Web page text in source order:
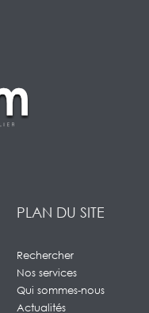
PLAN DU SITE
Rechercher
Nos services
Qui sommes-nous
Actualités